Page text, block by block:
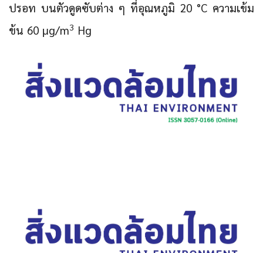
ปรอท บนตัวดูดซับต่าง ๆ ที่อุณหภูมิ 20 °C ความเข้ม
ข้น 60 μg/m3 Hg